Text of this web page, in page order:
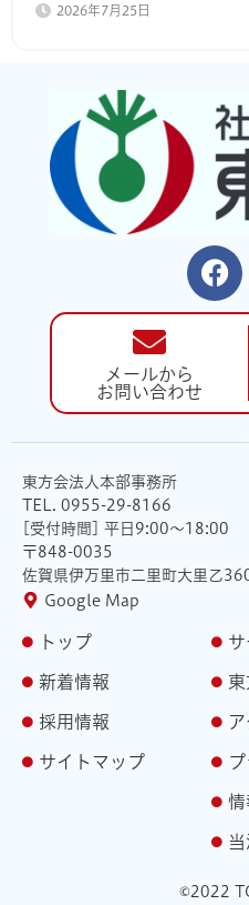
2026年7月25日
メールから
お問い合わせ
東方会法人本部事務所
TEL. 0955-29-8166
[受付時間] 平日9:00〜18:00
〒848-0035
佐賀県伊万里市二里町大里乙
Google Map
トップ
新着情報
採用情報
サイトマップ
©︎2022